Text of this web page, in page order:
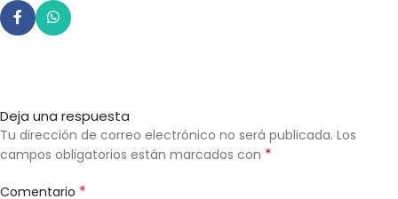
Deja una respuesta
Tu dirección de correo electrónico no será publicada. Los
campos obligatorios están marcados con *
Comentario *